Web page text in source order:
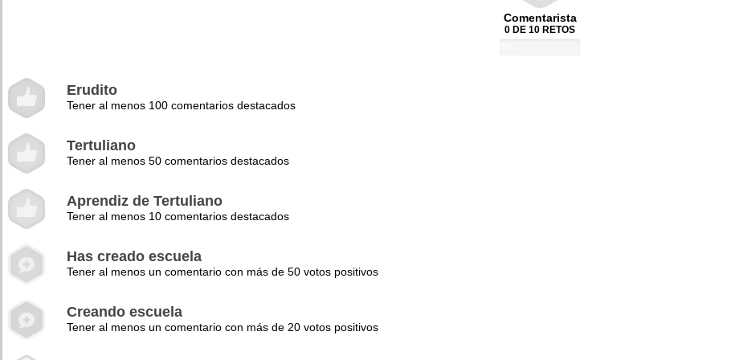
Comentarista
0 DE 10 RETOS
Erudito
Tener al menos 100 comentarios destacados
Tertuliano
Tener al menos 50 comentarios destacados
Aprendiz de Tertuliano
Tener al menos 10 comentarios destacados
Has creado escuela
Tener al menos un comentario con más de 50 votos positivos
Creando escuela
Tener al menos un comentario con más de 20 votos positivos